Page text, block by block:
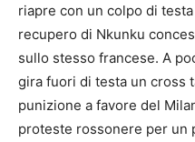
riapre con un colpo di
recupero di Nkunku
sullo stesso francese. A
gira fuori di testa un cross
punizione a favore del
proteste rossonere per un